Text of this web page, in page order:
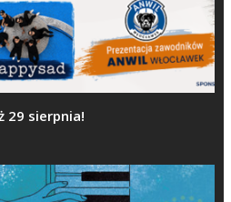
29 sierpnia!